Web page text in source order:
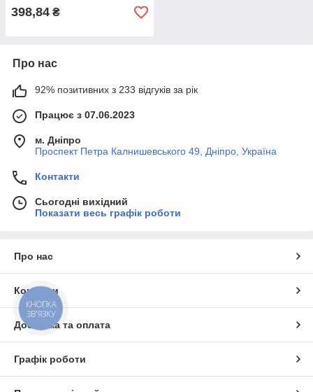
398,84 ₴
Про нас
92% позитивних з 233 відгуків за рік
Працює з 07.06.2023
м. Дніпро
Проспект Петра Калнишевського 49, Дніпро, Україна
Контакти
Сьогодні вихідний
Показати весь графік роботи
Про нас
Контакти
Доставка та оплата
Графік роботи
КНОПКА
ЗВ'ЯЗКУ